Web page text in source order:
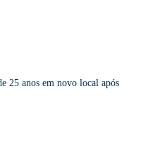
25 anos em novo local após